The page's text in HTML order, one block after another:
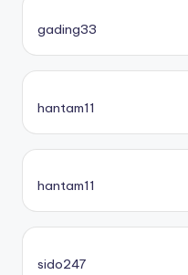
gading33
hantam11
hantam11
sido247